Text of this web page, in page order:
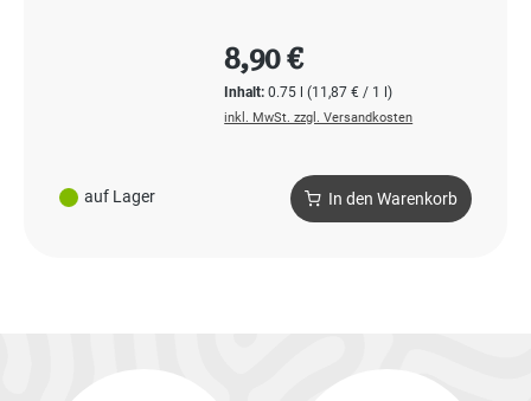
auf Lager
Inhalt:0.75 l(11,87 € / 1 l)
Regulärer Preis:
8,90 €
inkl. MwSt. zzgl. Versandkosten
In den Warenkorb